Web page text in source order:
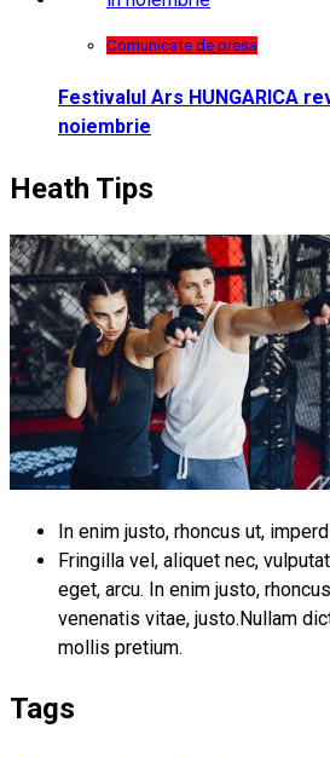
Comunicate de presa
Festivalul Ars HUNGARICA
noiembrie
Heath Tips
In enim justo, rhoncus ut,
Fringilla vel, aliquet nec,
eget, arcu. In enim justo,
venenatis vitae, justo.Nullam
mollis pretium.
Tags